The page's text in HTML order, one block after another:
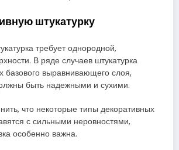
штукатурку
требует однородной,
В ряде случаев штукатурка
базового выравнивающего слоя,
быть надежными и сухими.
что некоторые типы декоративных
с сильными неровностями,
особенно важна.